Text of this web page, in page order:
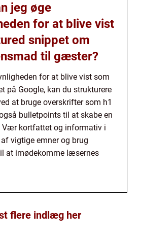
jeg øge
for at blive vist
snippet om
til gæster?
for at blive vist som
på Google, kan du strukturere
at bruge overskrifter som h1
bulletpoints til at skabe en
Vær kortfattet og informativ i
vigtige emner og brug
at imødekomme læsernes
flere indlæg her